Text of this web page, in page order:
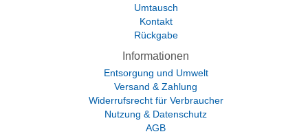
Umtausch
Kontakt
Rückgabe
Informationen
Entsorgung und Umwelt
Versand & Zahlung
Widerrufsrecht für Verbraucher
Nutzung & Datenschutz
AGB